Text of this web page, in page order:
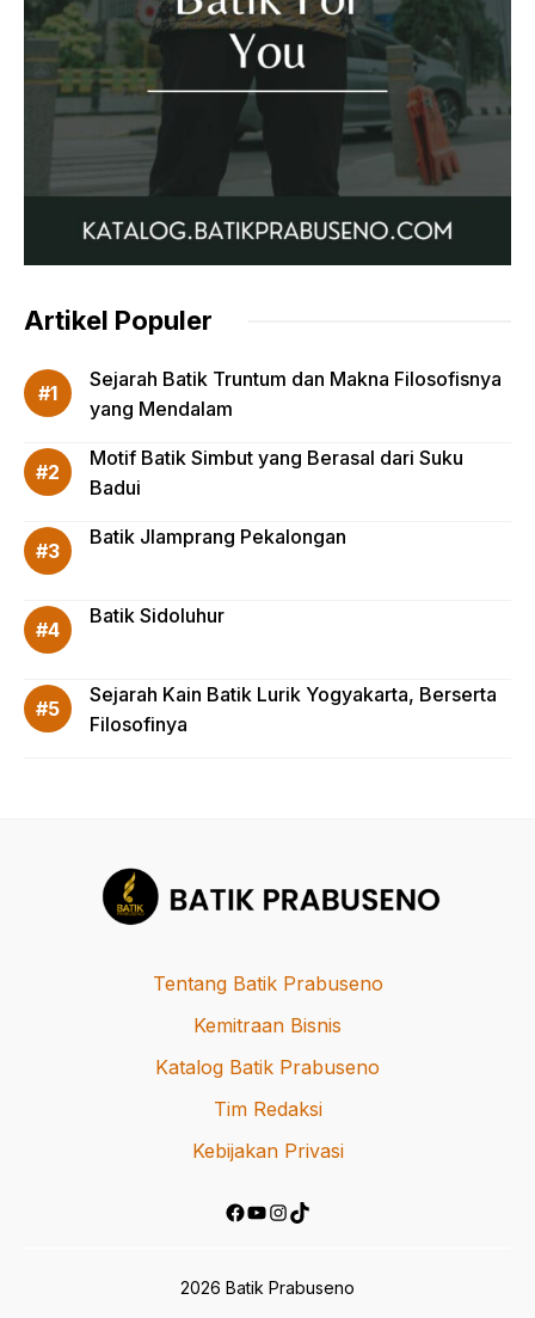
Artikel Populer
Sejarah Batik Truntum dan Makna Filosofisnya
yang Mendalam
Motif Batik Simbut yang Berasal dari Suku
Badui
Batik Jlamprang Pekalongan
Batik Sidoluhur
Sejarah Kain Batik Lurik Yogyakarta, Berserta
Filosofinya
Tentang Batik Prabuseno
Kemitraan Bisnis
Katalog Batik Prabuseno
Tim Redaksi
Kebijakan Privasi
Facebook
YouTube
Instagram
TikTok
2026 Batik Prabuseno